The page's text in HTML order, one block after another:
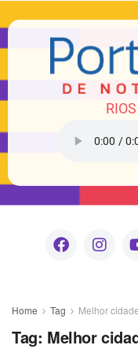
Home Tag Melhor cidade
Tag: Melhor